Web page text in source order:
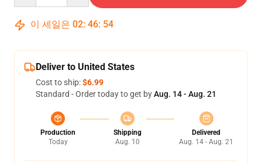
이 세일은 02: 46: 53
Deliver to United States
Cost to ship:$6.99
Standard - Order today to get byAug. 14 - Aug. 21
Production
Today
Shipping
Aug. 10
Delivered
Aug. 14 - Aug. 21